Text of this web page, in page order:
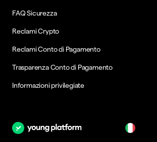
FAQ Sicurezza
Reclami Crypto
Reclami Conto di Pagamento
Trasparenza Conto di Pagamento
Informazioni privilegiate